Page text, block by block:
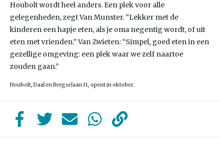
Houbolt wordt heel anders. Een plek voor alle
gelegenheden, zegt Van Munster. “Lekker met de
kinderen een hapje eten, als je oma negentig wordt, of uit
eten met vrienden.” Van Zwieten: “Simpel, goed eten in een
gezellige omgeving: een plek waar we zelf naartoe
zouden gaan.”
Houbolt, Daal en Bergselaan 11, opent in oktober.